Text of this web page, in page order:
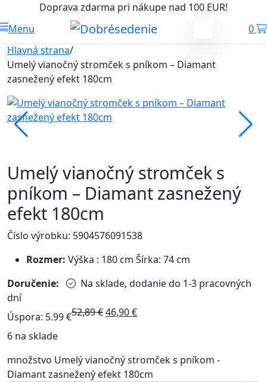
Doprava zdarma pri nákupe nad 100 EUR!
Menu
0
Hlavná strana/
Umelý vianočný stromček s pníkom – Diamant
zasnežený efekt 180cm
Umelý vianočný stromček s
pníkom – Diamant zasnežený
efekt 180cm
Číslo výrobku: 5904576091538
Rozmer: Výška : 180 cm Šírka: 74 cm
Doručenie:
Na sklade, dodanie do 1-3 pracovných
dní
Úspora: 5.99 €52,89€46,90€
6 na sklade
množstvo Umelý vianočný stromček s pníkom -
Diamant zasnežený efekt 180cm